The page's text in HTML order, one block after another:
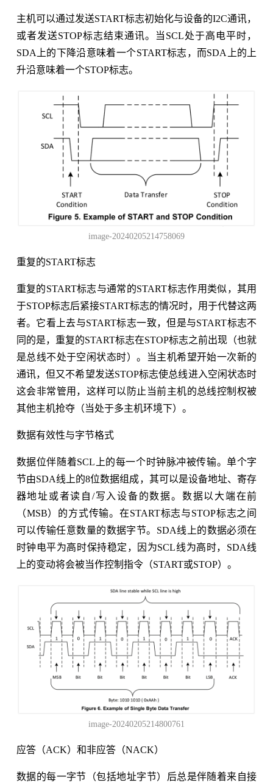
主机可以通过发送START标志初始化与设备的I2C通讯，
或者发送STOP标志结束通讯。当SCL处于高电平时，
SDA上的下降沿意味着一个START标志，而SDA上的上
升沿意味着一个STOP标志。
image-20240205214758069
重复的START标志
重复的START标志与通常的START标志作用类似，其用
于STOP标志后紧接START标志的情况时，用于代替这两
者。它看上去与START标志一致，但是与START标志不
同的是，重复的START标志在STOP标志之前出现（也就
是总线不处于空闲状态时）。当主机希望开始一次新的
通讯，但又不希望发送STOP标志使总线进入空闲状态时
这会非常管用，这样可以防止当前主机的总线控制权被
其他主机抢夺（当处于多主机环境下）。
数据有效性与字节格式
数据位伴随着SCL上的每一个时钟脉冲被传输。单个字
节由SDA线上的8位数据组成，其可以是设备地址、寄存
器地址或者读自/写入设备的数据。数据以大端在前
（MSB）的方式传输。在START标志与STOP标志之间
可以传输任意数量的数据字节。SDA线上的数据必须在
时钟电平为高时保持稳定，因为SCL线为高时，SDA线
上的变动将会被当作控制指令（START或STOP）。
image-20240205214800761
应答（ACK）和非应答（NACK）
数据的每一字节（包括地址字节）后总是伴随着来自接